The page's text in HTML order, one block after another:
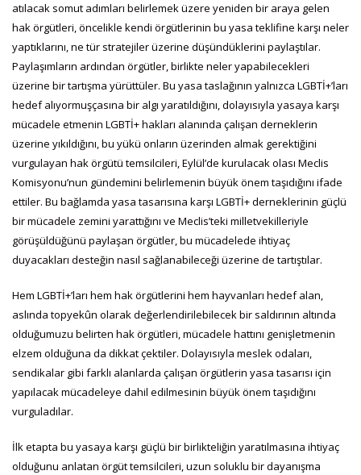
atılacak somut adımları belirlemek üzere yeniden bir araya gelen
hak örgütleri, öncelikle kendi örgütlerinin bu yasa teklifine karşı neler
yaptıklarını, ne tür stratejiler üzerine düşündüklerini paylaştılar.
Paylaşımların ardından örgütler, birlikte neler yapabilecekleri
üzerine bir tartışma yürüttüler. Bu yasa taslağının yalnızca LGBTİ+’ları
hedef alıyormuşçasına bir algı yaratıldığını, dolayısıyla yasaya karşı
mücadele etmenin LGBTİ+ hakları alanında çalışan derneklerin
üzerine yıkıldığını, bu yükü onların üzerinden almak gerektiğini
vurgulayan hak örgütü temsilcileri, Eylül’de kurulacak olası Meclis
Komisyonu’nun gündemini belirlemenin büyük önem taşıdığını ifade
ettiler. Bu bağlamda yasa tasarısına karşı LGBTİ+ derneklerinin güçlü
bir mücadele zemini yarattığını ve Meclis’teki milletvekilleriyle
görüşüldüğünü paylaşan örgütler, bu mücadelede ihtiyaç
duyacakları desteğin nasıl sağlanabileceği üzerine de tartıştılar.
Hem LGBTİ+’ları hem hak örgütlerini hem hayvanları hedef alan,
aslında topyekûn olarak değerlendirilebilecek bir saldırının altında
olduğumuzu belirten hak örgütleri, mücadele hattını genişletmenin
elzem olduğuna da dikkat çektiler. Dolayısıyla meslek odaları,
sendikalar gibi farklı alanlarda çalışan örgütlerin yasa tasarısı için
yapılacak mücadeleye dahil edilmesinin büyük önem taşıdığını
vurguladılar.
İlk etapta bu yasaya karşı güçlü bir birlikteliğin yaratılmasına ihtiyaç
olduğunu anlatan örgüt temsilcileri, uzun soluklu bir dayanışma